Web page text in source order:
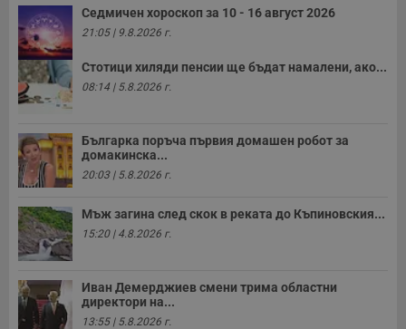
Седмичен хороскоп за 10 - 16 август 2026
21:05 | 9.8.2026 г.
Стотици хиляди пенсии ще бъдат намалени, ако...
08:14 | 5.8.2026 г.
Българка поръча първия домашен робот за
домакинска...
20:03 | 5.8.2026 г.
Мъж загина след скок в реката до Къпиновския...
15:20 | 4.8.2026 г.
Иван Демерджиев смени трима областни
директори на...
13:55 | 5.8.2026 г.